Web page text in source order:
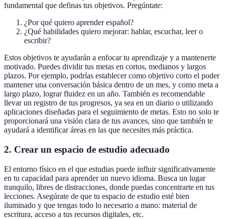
fundamental que definas tus objetivos. Pregúntate:
¿Por qué quiero aprender español?
¿Qué habilidades quiero mejorar: hablar, escuchar, leer o
escribir?
Estos objetivos te ayudarán a enfocar tu aprendizaje y a mantenerte
motivado. Puedes dividir tus metas en cortos, medianos y largos
plazos. Por ejemplo, podrías establecer como objetivo corto el poder
mantener una conversación básica dentro de un mes, y como meta a
largo plazo, lograr fluidez en un año. También es recomendable
llevar un registro de tus progresos, ya sea en un diario o utilizando
aplicaciones diseñadas para el seguimiento de metas. Esto no solo te
proporcionará una visión clara de tus avances, sino que también te
ayudará a identificar áreas en las que necesites más práctica.
2. Crear un espacio de estudio adecuado
El entorno físico en el que estudias puede influir significativamente
en tu capacidad para aprender un nuevo idioma. Busca un lugar
tranquilo, libres de distracciones, donde puedas concentrarte en tus
lecciones. Asegúrate de que tu espacio de estudio esté bien
iluminado y que tengas todo lo necesario a mano: material de
escritura, acceso a tus recursos digitales, etc.